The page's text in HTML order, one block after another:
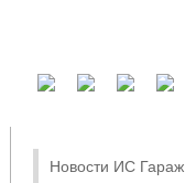
Новости ИС Гараж